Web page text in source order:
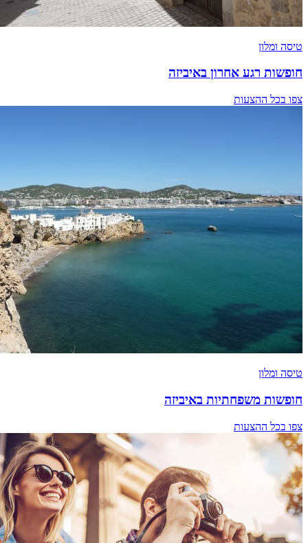
טיסה ומלון
חופשות רגע אחרון באיביזה
צפו בכל ההצעות
טיסה ומלון
חופשות משפחתיות באיביזה
צפו בכל ההצעות